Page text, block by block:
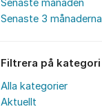
Senaste månaden
Senaste 3 månaderna
Filtrera på kategori
Alla kategorier
Aktuellt